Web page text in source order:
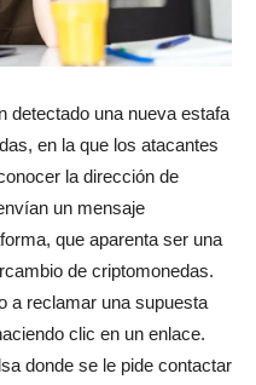
detectado una nueva estafa
en la que los atacantes
la dirección de
un mensaje
que aparenta ser una
de criptomonedas.
a reclamar una supuesta
clic en un enlace.
donde se le pide contactar